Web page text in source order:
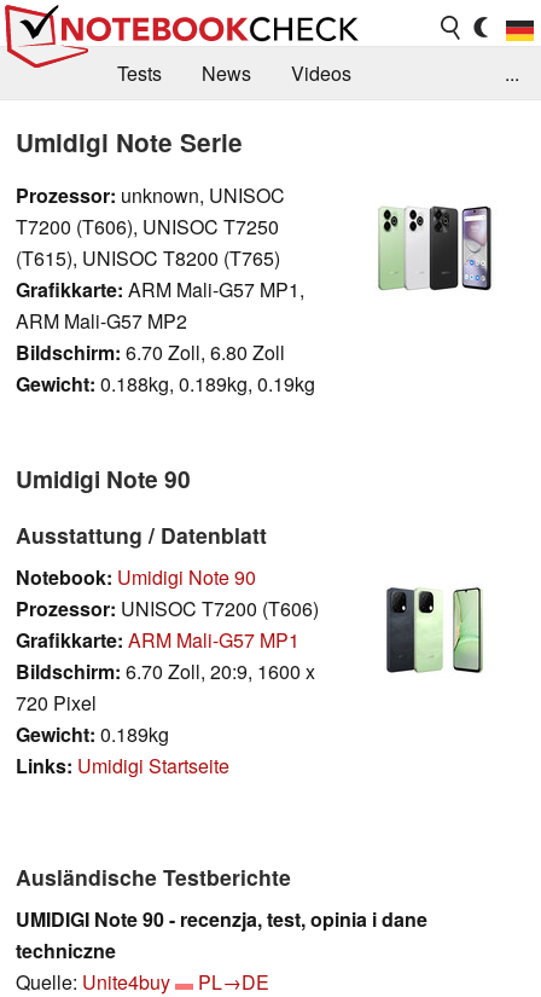
Tests News
Videos
Forum
...
Umidigi Note Serie
Prozessor: unknown, UNISOC
T7200 (T606), UNISOC T7250
(T615), UNISOC T8200 (T765)
Grafikkarte: ARM Mali-G57 MP1,
ARM Mali-G57 MP2
Bildschirm: 6.70 Zoll, 6.80 Zoll
Gewicht: 0.188kg, 0.189kg, 0.19kg
Umidigi Note 90
Ausstattung / Datenblatt
Notebook: Umidigi Note 90
Prozessor: UNISOC T7200 (T606)
Grafikkarte: ARM Mali-G57 MP1
Bildschirm: 6.70 Zoll, 20:9, 1600 x
720 Pixel
Gewicht: 0.189kg
Links: Umidigi Startseite
Ausländische Testberichte
UMIDIGI Note 90 - recenzja, test, opinia i dane
techniczne
Quelle: Unite4buy
PL→DE